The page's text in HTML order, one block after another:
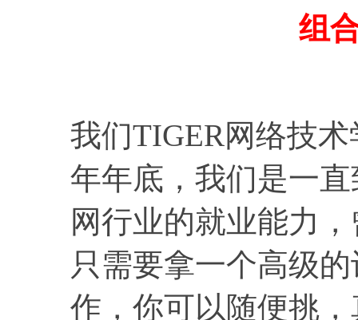
组
我们TIGER网络技
年年底，我们是一
网行业的就业能力
只需要拿一个高级
作，你可以随便挑